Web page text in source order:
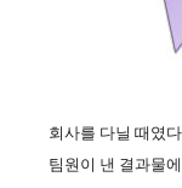
회사를 다닐 때였
팀원이 낸 결과물